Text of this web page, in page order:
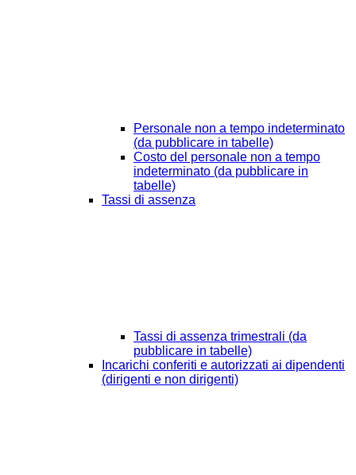
Personale non a tempo indeterminato
(da pubblicare in tabelle)
Costo del personale non a tempo
indeterminato (da pubblicare in
tabelle)
Tassi di assenza
Tassi di assenza trimestrali (da
pubblicare in tabelle)
Incarichi conferiti e autorizzati ai dipendenti
(dirigenti e non dirigenti)